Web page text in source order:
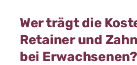
Wer trägt die
Retainer und
bei Erwachsenen?